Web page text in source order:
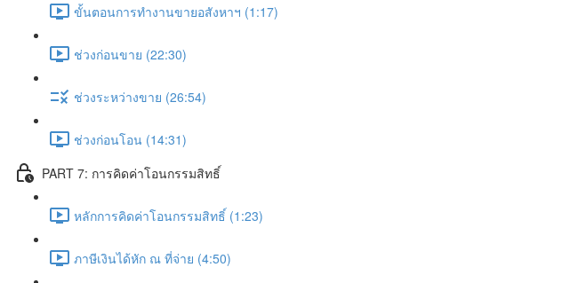
ขั้นตอนการทำงานขายอสังหาฯ (1:17)
ช่วงก่อนขาย (22:30)
ช่วงระหว่างขาย (26:54)
ช่วงก่อนโอน (14:31)
PART 7: การคิดค่าโอนกรรมสิทธิ์
หลักการคิดค่าโอนกรรมสิทธิ์ (1:23)
ภาษีเงินได้หัก ณ ที่จ่าย (4:50)